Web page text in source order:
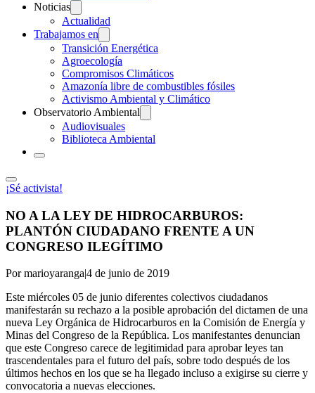
Noticias
Actualidad
Trabajamos en
Transición Energética
Agroecología
Compromisos Climáticos
Amazonía libre de combustibles fósiles
Activismo Ambiental y Climático
Observatorio Ambiental
Audiovisuales
Biblioteca Ambiental
¡Sé activista!
NO A LA LEY DE HIDROCARBUROS:
PLANTÓN CIUDADANO FRENTE A UN
CONGRESO ILEGÍTIMO
Por marioyaranga|4 de junio de 2019
Este miércoles 05 de junio diferentes colectivos ciudadanos
manifestarán su rechazo a la posible aprobación del dictamen de una
nueva Ley Orgánica de Hidrocarburos en la Comisión de Energía y
Minas del Congreso de la República. Los manifestantes denuncian
que este Congreso carece de legitimidad para aprobar leyes tan
trascendentales para el futuro del país, sobre todo después de los
últimos hechos en los que se ha llegado incluso a exigirse su cierre y
convocatoria a nuevas elecciones.